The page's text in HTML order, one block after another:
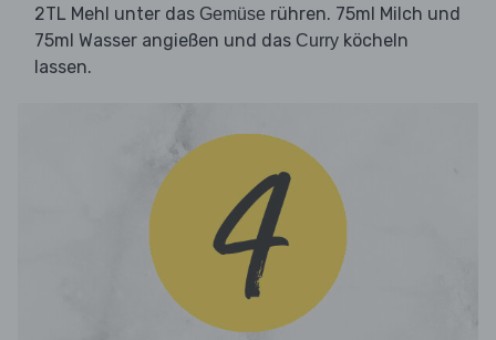
2TL Mehl unter das Gemüse rühren. 75ml Milch und
75ml Wasser angießen und das Curry köcheln
lassen.